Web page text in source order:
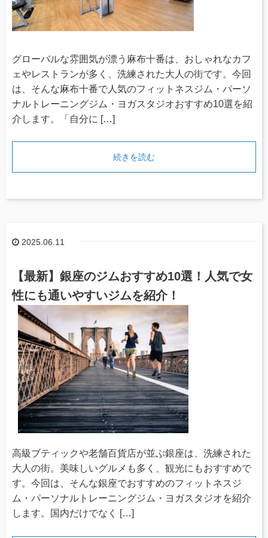
グローバルな雰囲気が漂う麻布十番は、おしゃれなカフ
ェやレストランが多く、洗練された大人の街です。今回
は、そんな麻布十番で人気のフィットネスジム・パーソ
ナルトレーニングジム・ヨガスタジオおすすめ10選を紹
介します。「自分に […]
続きを読む
2025.06.11
【最新】銀座のジムおすすめ10選！人気で女
性にも通いやすいジムを紹介！
高級ブティックや老舗百貨店が並ぶ銀座は、洗練された
大人の街。美味しいグルメも多く、観光にもおすすめで
す。今回は、そんな銀座でおすすめのフィットネスジ
ム・パーソナルトレーニングジム・ヨガスタジオを紹介
します。国内だけでなく […]